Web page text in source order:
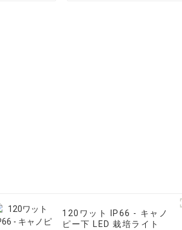
120ワット IP66 - キャノ
ピー下 LED 栽培ライト